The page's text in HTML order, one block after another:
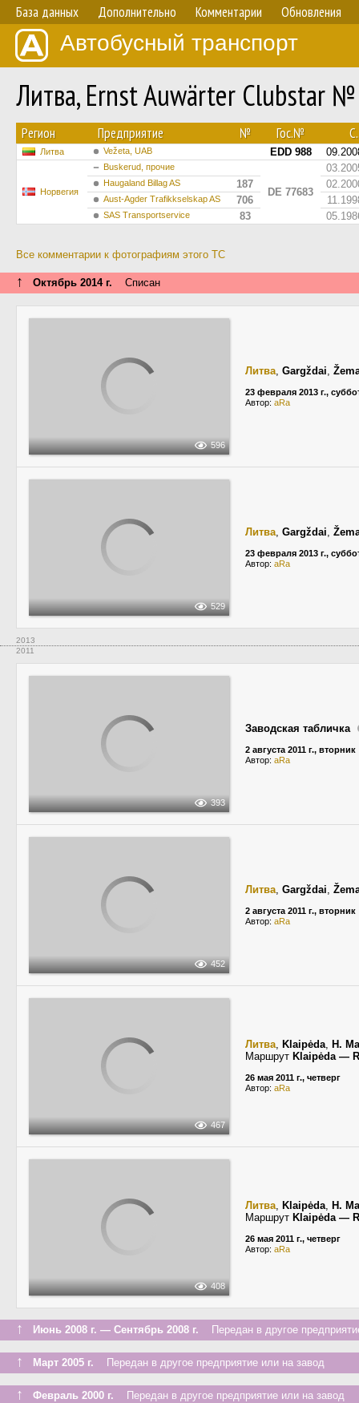
База данных Дополнительно Комментарии Обновления
Автобусный транспорт
Литва, Ernst Auwärter Clubstar
Регион Предприятие № Гос.№
Литва Vežeta, UAB EDD 988
Норвегия
Buskerud, прочие
DE 77683
Haugaland Billag AS 187
Aust-Agder Trafikkselskap AS 706
SAS Transportservice 83
Все комментарии к фотографиям этого ТС
↑ Октябрь 2014 г. Списан
596
Литва, Gargždai,
23 февраля 2013 г.,
Автор: aRa
529
Литва, Gargždai,
23 февраля 2013 г.,
Автор: aRa
2013
2011
393
Заводская табличка
2 августа 2011 г., вторник
Автор: aRa
452
Литва, Gargždai,
2 августа 2011 г., вторник
Автор: aRa
467
Литва, Klaipėda, H.
Маршрут Klaipėda —
26 мая 2011 г., четверг
Автор: aRa
408
Литва, Klaipėda, H.
Маршрут Klaipėda —
26 мая 2011 г., четверг
Автор: aRa
↑ Июнь 2008 г. — Сентябрь 2008 г. Передан в другое
↑ Март 2005 г. Передан в другое предприятие или на завод
↑ Февраль 2000 г. Передан в другое предприятие или на завод